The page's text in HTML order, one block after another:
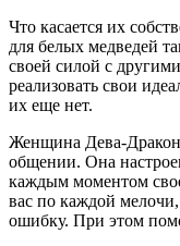
Что касается их
для белых медведей
своей силой с
реализовать свои
их еще нет.
Женщина Дева-
общении. Она
каждым моментом
вас по каждой
ошибку. При этом